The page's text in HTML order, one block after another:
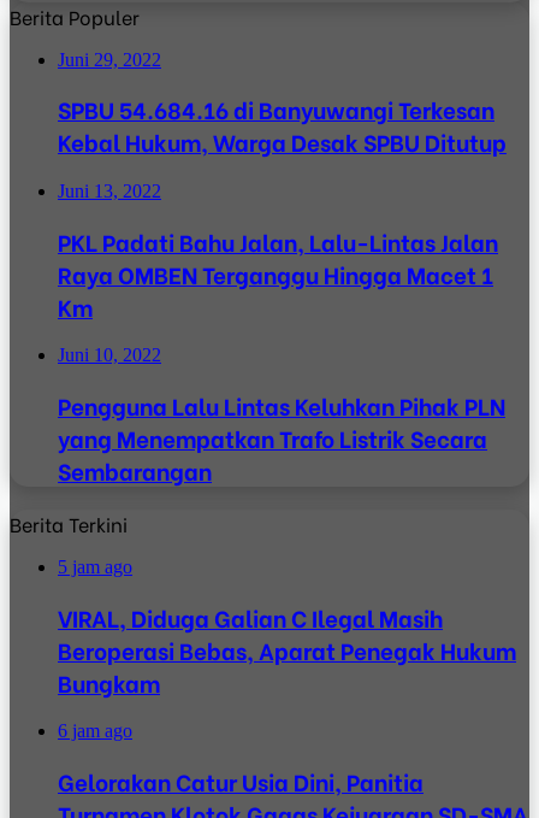
Berita Populer
Juni 29, 2022
SPBU 54.684.16 di Banyuwangi Terkesan
Kebal Hukum, Warga Desak SPBU Ditutup
Juni 13, 2022
PKL Padati Bahu Jalan, Lalu-Lintas Jalan
Raya OMBEN Terganggu Hingga Macet 1
Km
Juni 10, 2022
Pengguna Lalu Lintas Keluhkan Pihak PLN
yang Menempatkan Trafo Listrik Secara
Sembarangan
Berita Terkini
5 jam ago
VIRAL, Diduga Galian C Ilegal Masih
Beroperasi Bebas, Aparat Penegak Hukum
Bungkam
6 jam ago
Gelorakan Catur Usia Dini, Panitia